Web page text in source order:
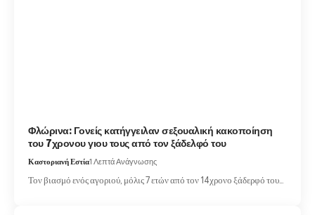
Φλώρινα: Γονείς κατήγγειλαν σεξουαλική κακοποίηση
του 7χρονου γιου τους από τον ξάδελφό του
Καστοριανή Εστία1 Λεπτά Ανάγνωσης
Τον βιασμό ενός αγοριού, μόλις 7 ετών από τον 14χρονο ξάδερφό του…